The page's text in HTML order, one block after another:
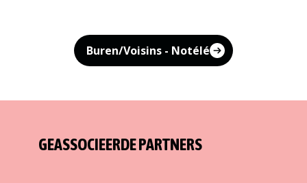
Buren/Voisins - Notélé
GEASSOCIEERDE PARTNERS